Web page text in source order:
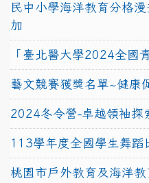
民中小學海洋教育分格
加
「臺北醫大學2024全國
藝文競賽獲獎名單~健康
2024冬令營-卓越領袖探
113學年度全國學生舞蹈
桃園市戶外教育及海洋